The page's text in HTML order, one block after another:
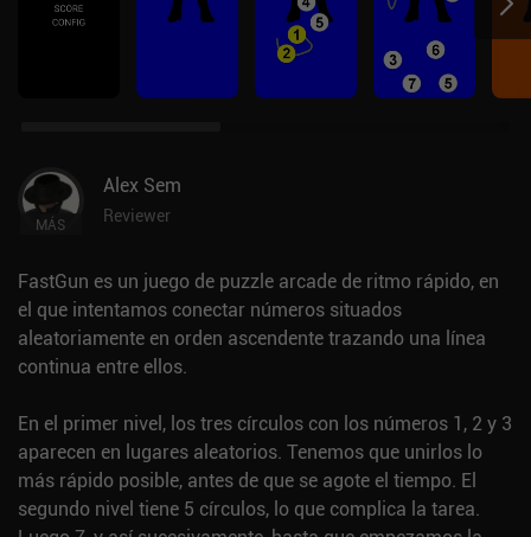
MÁS
Alex Sem
Reviewer
FastGun es un juego de puzzle arcade de ritmo rápido, en
el que intentamos conectar números situados
aleatoriamente en orden ascendente trazando una línea
continua entre ellos.
En el primer nivel, los tres círculos con los números 1, 2 y 3
aparecen en lugares aleatorios. Tenemos que unirlos lo
más rápido posible, antes de que se agote el tiempo. El
segundo nivel tiene 5 círculos, lo que complica la tarea.